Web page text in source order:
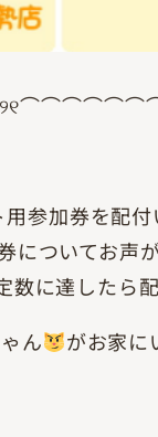
参加券を配付
ついてお声
に達したら
ん
がお家に